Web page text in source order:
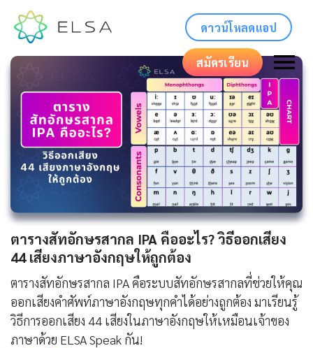
ดาวน์โหลดแอป
สมัครเรียน
ตารางสัทอักษรสากล IPA คืออะไร? วิธีออกเสียง
44 เสียงภาษาอังกฤษให้ถูกต้อง
ตารางสัทอักษรสากล IPA คือระบบสัทอักษรสากลที่ช่วยให้คุณ
ออกเสียงคำศัพท์ภาษาอังกฤษทุกคำได้อย่างถูกต้อง มาเรียนรู้
วิธีการออกเสียง 44 เสียงในภาษาอังกฤษให้เหมือนเจ้าของ
ภาษาด้วย ELSA Speak กัน!